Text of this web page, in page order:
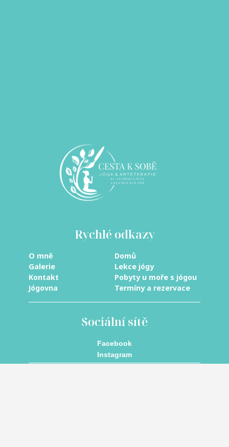
Rychlé odkazy
O mně
Galerie
Kontakt
Jógovna
Domů
Lekce jógy
Pobyty u moře s jógou
Termíny a rezervace
Sociální sítě
Facebook
Instagram